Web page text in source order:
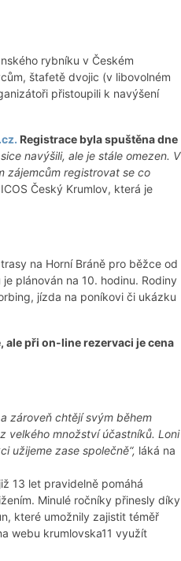
rybníku v Českém
štafetě dvojic (v libovolném
přistoupili k navýšení
. Registrace byla spuštěna dne
navýšili, ale je stále omezen. V
zájemcům registrovat se co
Český Krumlov, která je
na Horní Bráně pro běžce od
plánován na 10. hodinu. Rodiny
jízda na poníkovi či ukázku
ale při on-line rezervaci je cena
zároveň chtějí svým během
velkého množství účastníků. Loni
užijeme zase společně“, láká na
13 let pravidelně pomáhá
Minulé ročníky přinesly díky
které umožnily zajistit téměř
webu krumlovska11 využít